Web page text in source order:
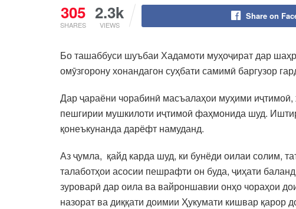
305
SHARES
2.3k
VIEWS
Share on
Бо ташаббуси шуъбаи Хадамоти муҳоҷират дар
омӯзгорону хонандагон суҳбати самимӣ баргузор
Дар ҷараёни чорабинӣ масъалаҳои муҳими
пешгирии мушкилоти иҷтимоӣ фаҳмонида шуд.
қонеъкунанда дарёфт намуданд.
Аз ҷумла, қайд карда шуд, ки бунёди оилаи солим,
талаботҳои асосии пешрафти он буда, ҷиҳати
зуроварӣ дар оила ва вайроншавии онҳо чораҳои
назорат ва диққати доимии Ҳукумати кишвар қарор